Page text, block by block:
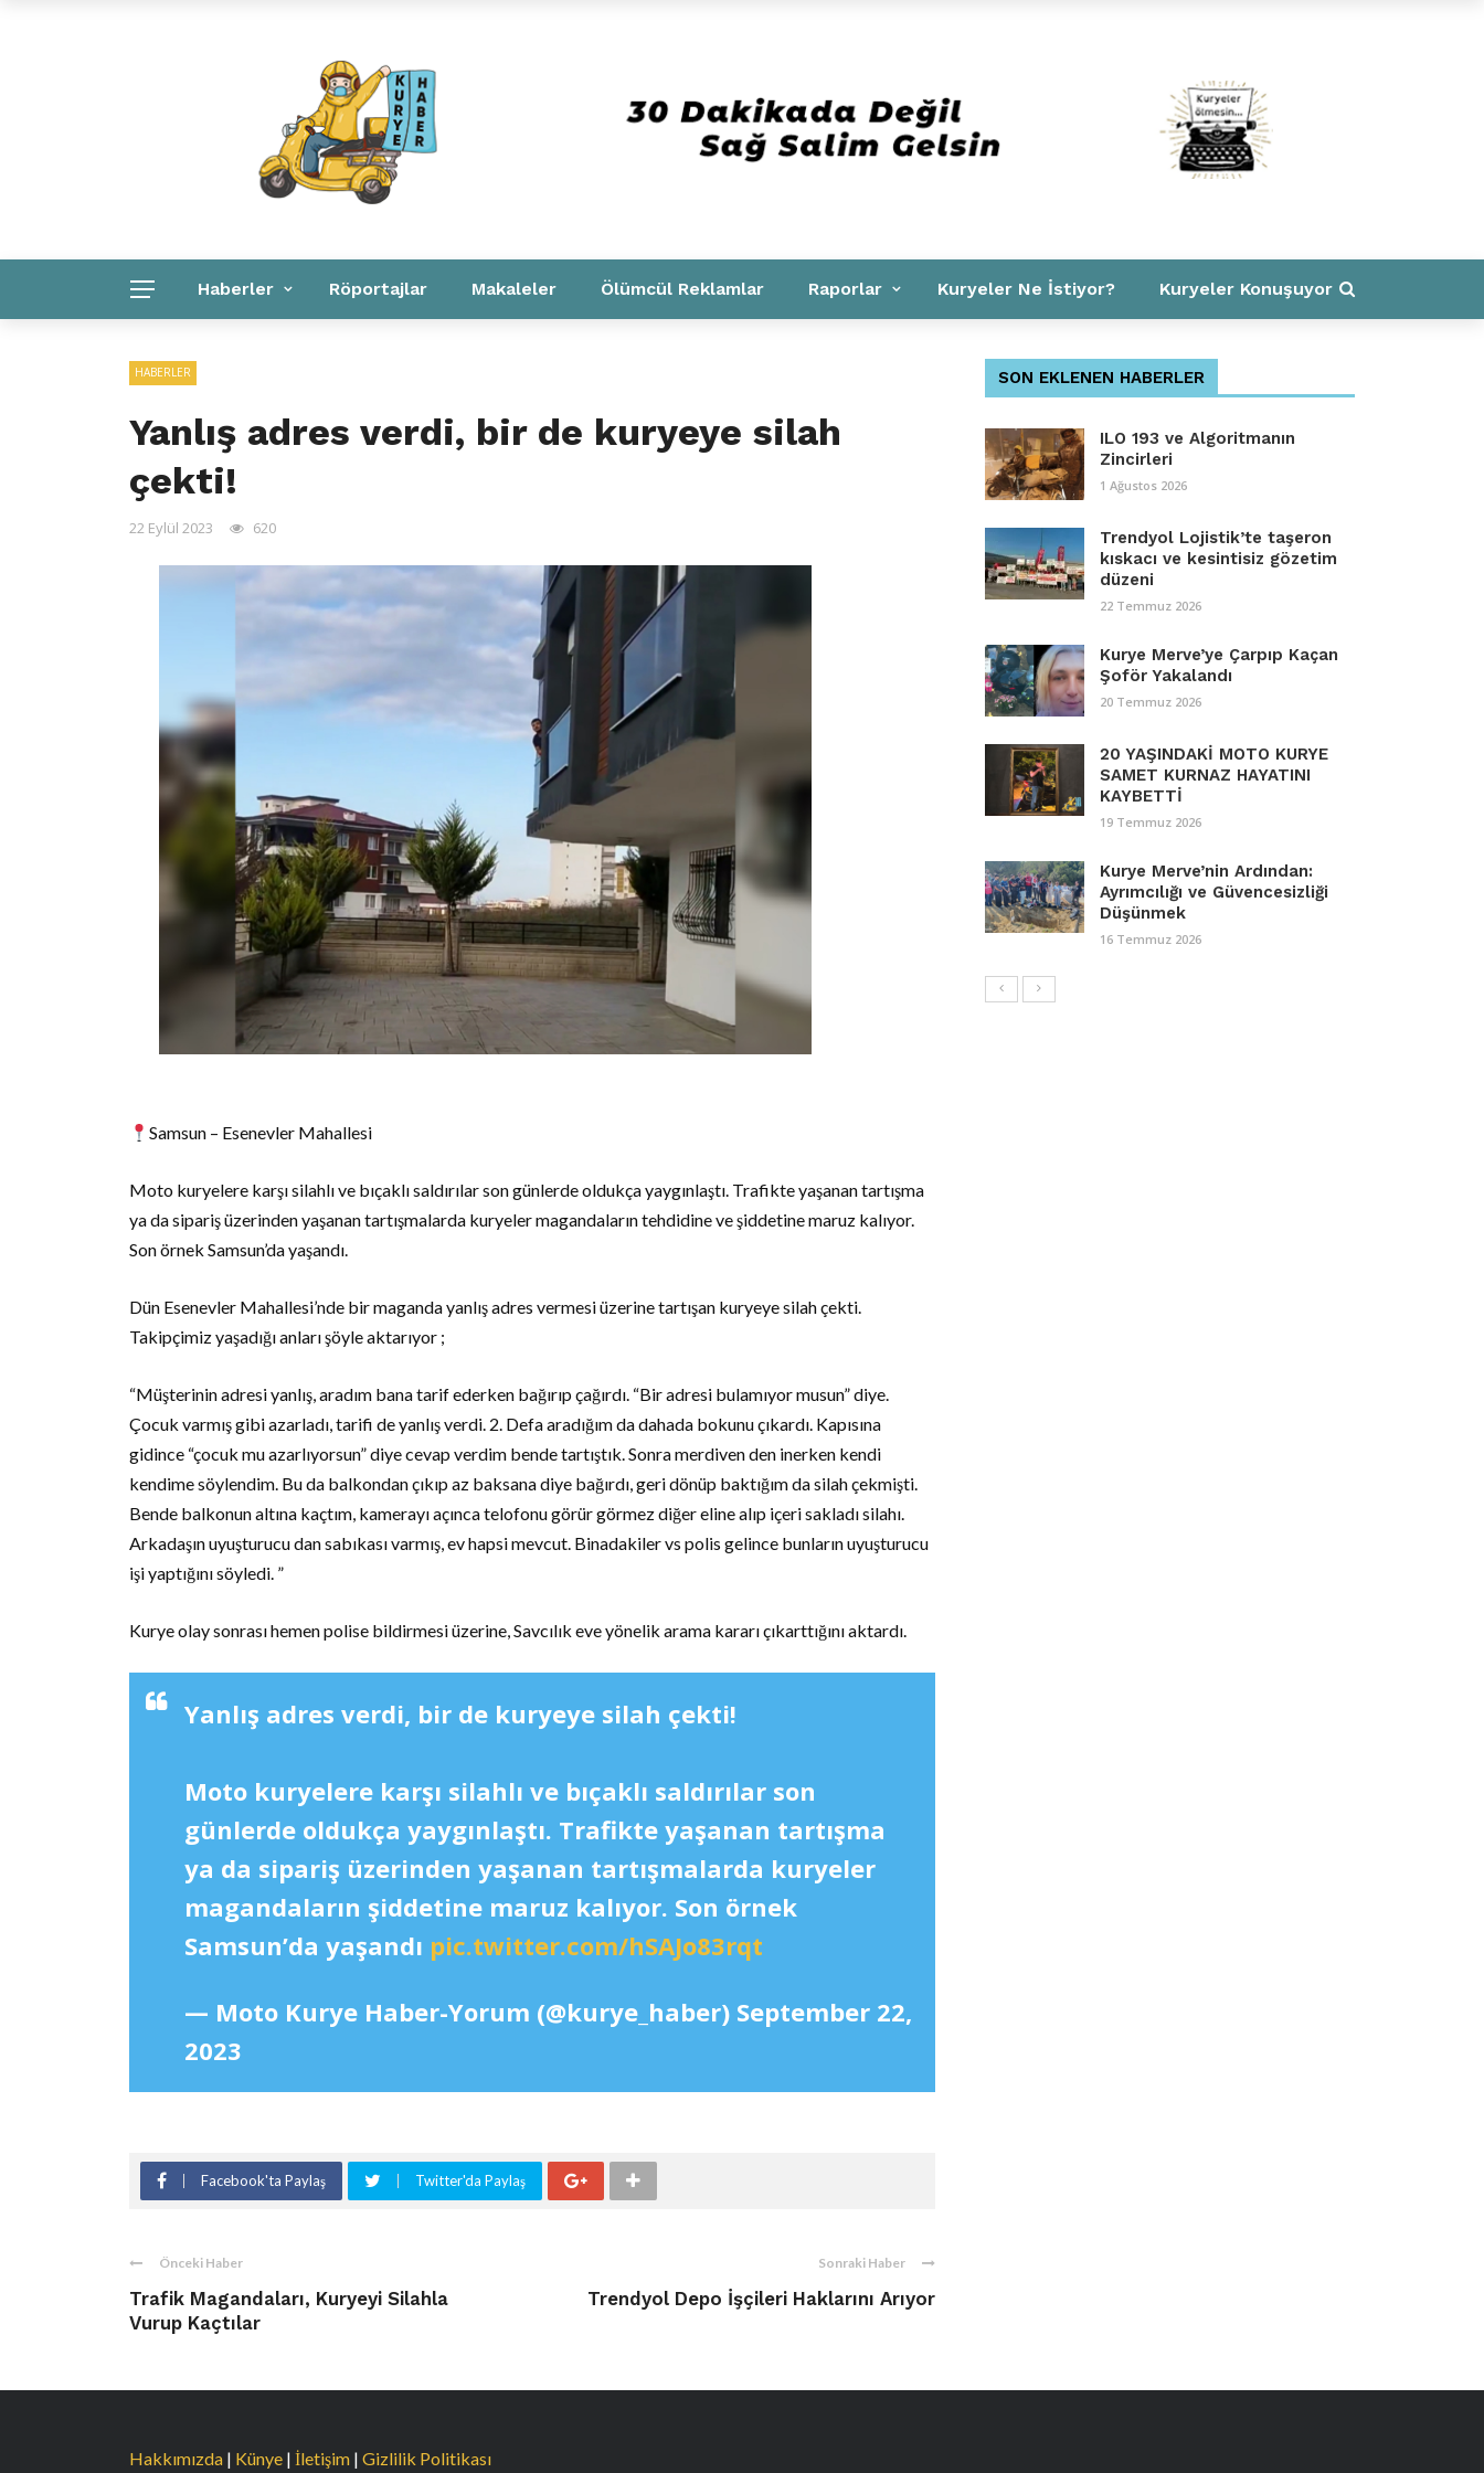
Haberler Röportajlar Makaleler Ölümcül Reklamlar Raporlar Kuryeler Ne İstiyor? Kuryeler Konuşuyor
HABERLER
Yanlış adres verdi, bir de kuryeye silah
çekti!
22 Eylül 2023 620
Samsun – Esenevler Mahallesi
Moto kuryelere karşı silahlı ve bıçaklı saldırılar son günlerde oldukça yaygınlaştı. Trafikte yaşanan tartışma
ya da sipariş üzerinden yaşanan tartışmalarda kuryeler magandaların tehdidine ve şiddetine maruz kalıyor.
Son örnek Samsun’da yaşandı.
Dün Esenevler Mahallesi’nde bir maganda yanlış adres vermesi üzerine tartışan kuryeye silah çekti.
Takipçimiz yaşadığı anları şöyle aktarıyor ;
“Müşterinin adresi yanlış, aradım bana tarif ederken bağırıp çağırdı. “Bir adresi bulamıyor musun” diye.
Çocuk varmış gibi azarladı, tarifi de yanlış verdi. 2. Defa aradığım da dahada bokunu çıkardı. Kapısına
gidince “çocuk mu azarlıyorsun” diye cevap verdim bende tartıştık. Sonra merdiven den inerken kendi
kendime söylendim. Bu da balkondan çıkıp az baksana diye bağırdı, geri dönüp baktığım da silah çekmişti.
Bende balkonun altına kaçtım, kamerayı açınca telofonu görür görmez diğer eline alıp içeri sakladı silahı.
Arkadaşın uyuşturucu dan sabıkası varmış, ev hapsi mevcut. Binadakiler vs polis gelince bunların uyuşturucu
işi yaptığını söyledi. ”
Kurye olay sonrası hemen polise bildirmesi üzerine, Savcılık eve yönelik arama kararı çıkarttığını aktardı.
Yanlış adres verdi, bir de kuryeye silah çekti!
Moto kuryelere karşı silahlı ve bıçaklı saldırılar son
günlerde oldukça yaygınlaştı. Trafikte yaşanan tartışma
ya da sipariş üzerinden yaşanan tartışmalarda kuryeler
magandaların şiddetine maruz kalıyor. Son örnek
Samsun’da yaşandı pic.twitter.com/hSAJo83rqt
— Moto Kurye Haber-Yorum (@kurye_haber) September 22,
2023
Facebook'ta Paylaş Twitter'da Paylaş
Önceki Haber
Trafik Magandaları, Kuryeyi Silahla
Vurup Kaçtılar
Sonraki Haber
Trendyol Depo İşçileri Haklarını Arıyor
SON EKLENEN HABERLER
ILO 193 ve Algoritmanın
Zincirleri
1 Ağustos 2026
Trendyol Lojistik’te taşeron
kıskacı ve kesintisiz gözetim
düzeni
22 Temmuz 2026
Kurye Merve’ye Çarpıp Kaçan
Şoför Yakalandı
20 Temmuz 2026
20 YAŞINDAKİ MOTO KURYE
SAMET KURNAZ HAYATINI
KAYBETTİ
19 Temmuz 2026
Kurye Merve’nin Ardından:
Ayrımcılığı ve Güvencesizliği
Düşünmek
16 Temmuz 2026
Hakkımızda | Künye | İletişim | Gizlilik Politikası